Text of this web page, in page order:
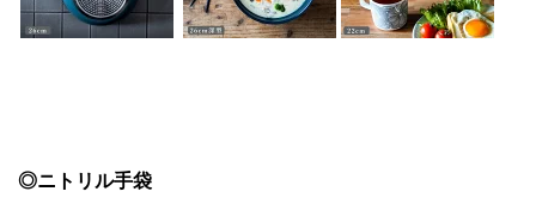
◎ニトリル手袋